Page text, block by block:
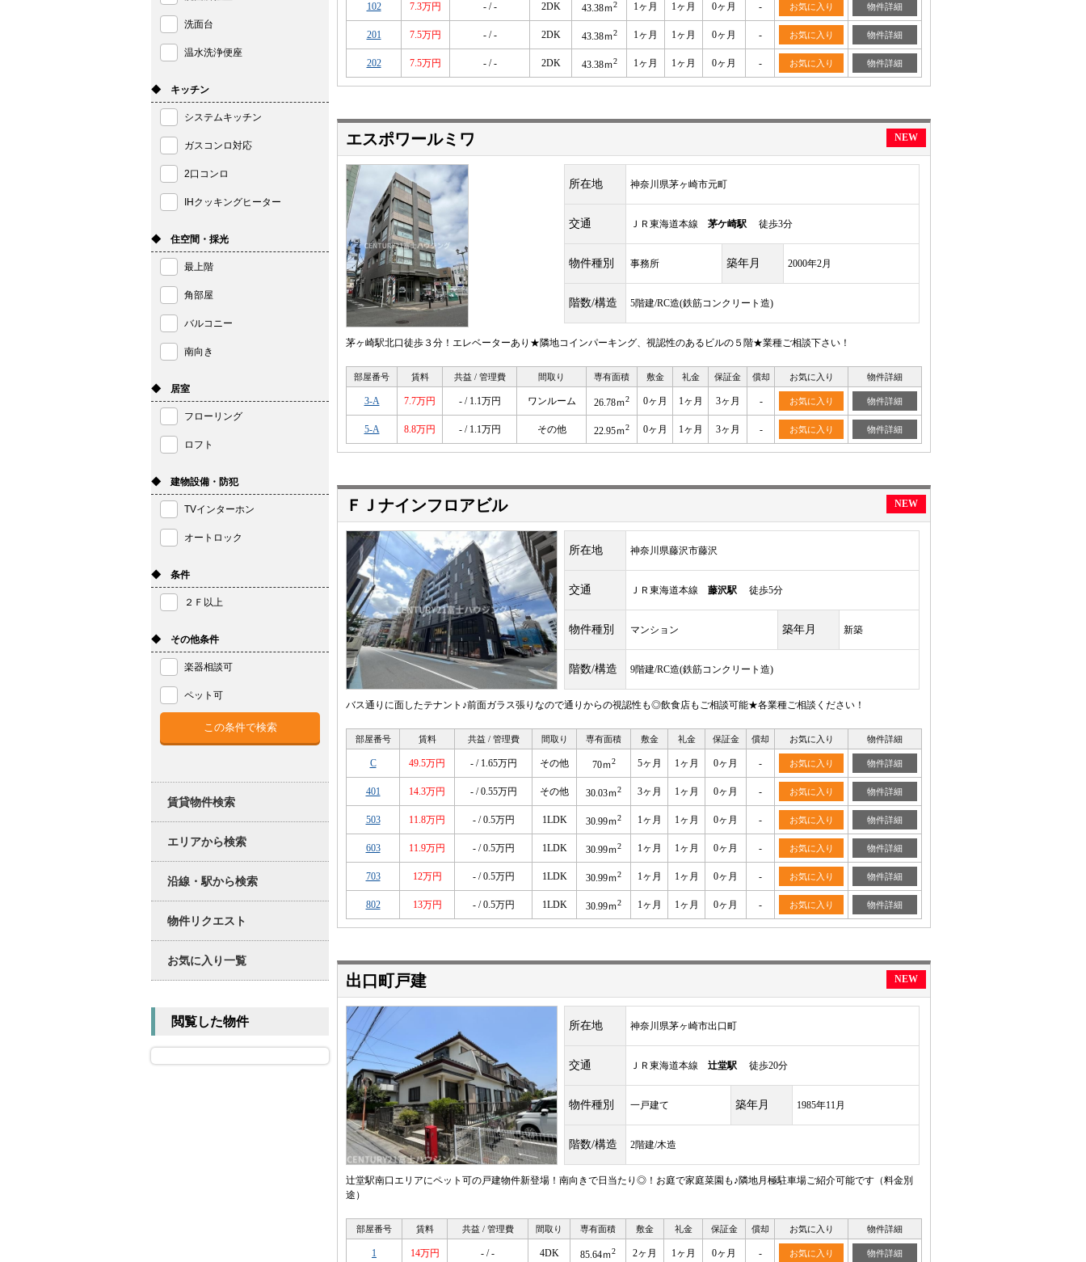
102 7.3万円 - / - 2DK 43.38ｍ2 1ヶ月 1ヶ月 0ヶ月 - お気に入り 物件詳細
201 7.5万円 - / - 2DK 43.38ｍ2 1ヶ月 1ヶ月 0ヶ月 - お気に入り 物件詳細
202 7.5万円 - / - 2DK 43.38ｍ2 1ヶ月 1ヶ月 0ヶ月 - お気に入り 物件詳細
エスポワールミワ NEW
所在地 神奈川県茅ヶ崎市元町
交通 ＪＲ東海道本線 茅ケ崎駅 徒歩3分
物件種別 事務所 築年月 2000年2月
階数/構造 5階建/RC造(鉄筋コンクリート造)
茅ヶ崎駅北口徒歩３分！エレベーターあり★隣地コインパーキング、視認性のあるビルの５階★業種ご相談下さい！
部屋番号 賃料 共益 / 管理費 間取り 専有面積 敷金 礼金 保証金 償却 お気に入り 物件詳細
3-A 7.7万円 - / 1.1万円 ワンルーム 26.78ｍ2 0ヶ月 1ヶ月 3ヶ月 - お気に入り 物件詳細
5-A 8.8万円 - / 1.1万円 その他 22.95ｍ2 0ヶ月 1ヶ月 3ヶ月 - お気に入り 物件詳細
ＦＪナインフロアビル NEW
所在地 神奈川県藤沢市藤沢
交通 ＪＲ東海道本線 藤沢駅 徒歩5分
物件種別 マンション 築年月 新築
階数/構造 9階建/RC造(鉄筋コンクリート造)
バス通りに面したテナント♪前面ガラス張りなので通りからの視認性も◎飲食店もご相談可能★各業種ご相談ください！
部屋番号 賃料 共益 / 管理費 間取り 専有面積 敷金 礼金 保証金 償却 お気に入り 物件詳細
C 49.5万円 - / 1.65万円 その他 70ｍ2 5ヶ月 1ヶ月 0ヶ月 - お気に入り 物件詳細
401 14.3万円 - / 0.55万円 その他 30.03ｍ2 3ヶ月 1ヶ月 0ヶ月 - お気に入り 物件詳細
503 11.8万円 - / 0.5万円 1LDK 30.99ｍ2 1ヶ月 1ヶ月 0ヶ月 - お気に入り 物件詳細
603 11.9万円 - / 0.5万円 1LDK 30.99ｍ2 1ヶ月 1ヶ月 0ヶ月 - お気に入り 物件詳細
703 12万円 - / 0.5万円 1LDK 30.99ｍ2 1ヶ月 1ヶ月 0ヶ月 - お気に入り 物件詳細
802 13万円 - / 0.5万円 1LDK 30.99ｍ2 1ヶ月 1ヶ月 0ヶ月 - お気に入り 物件詳細
出口町戸建 NEW
所在地 神奈川県茅ヶ崎市出口町
交通 ＪＲ東海道本線 辻堂駅 徒歩20分
物件種別 一戸建て 築年月 1985年11月
階数/構造 2階建/木造
辻堂駅南口エリアにペット可の戸建物件新登場！南向きで日当たり◎！お庭で家庭菜園も♪隣地月極駐車場ご紹介可能です（料金別
途）
部屋番号 賃料 共益 / 管理費 間取り 専有面積 敷金 礼金 保証金 償却 お気に入り 物件詳細
1 14万円 - / - 4DK 85.64ｍ2 2ヶ月 1ヶ月 0ヶ月 - お気に入り 物件詳細
洗面台
温水洗浄便座
◆ キッチン
システムキッチン
ガスコンロ対応
2口コンロ
IHクッキングヒーター
◆ 住空間・採光
最上階
角部屋
バルコニー
南向き
◆ 居室
フローリング
ロフト
◆ 建物設備・防犯
TVインターホン
オートロック
◆ 条件
２Ｆ以上
◆ その他条件
楽器相談可
ペット可
賃貸物件検索
エリアから検索
沿線・駅から検索
物件リクエスト
お気に入り一覧
閲覧した物件